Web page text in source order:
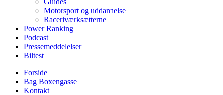
Guides
Motorsport og uddannelse
Raceriværksætterne
Power Ranking
Podcast
Pressemeddelelser
Biltest
Forside
Bag Boxengasse
Kontakt